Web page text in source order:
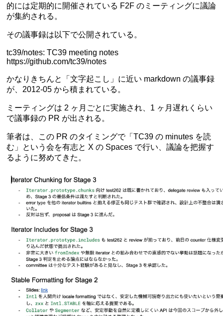
的には定期的に開催されている F2F のミーティングに議論
が集約される。
その議事録は以下で公開されている。
tc39/notes: TC39 meeting notes
https://github.com/tc39/notes
かなりきちんと「文字起こし」に近い markdown の議事録
が、2012-05 から積まれている。
ミーティングは 2 ヶ月ごとに実施され、1 ヶ月遅れくらい
で議事録の PR が出される。
筆者は、この PR のタイミングで「TC39 の minutes を読
む」という会を有志と X の Spaces で行い、議論を把握す
るように努めてきた。